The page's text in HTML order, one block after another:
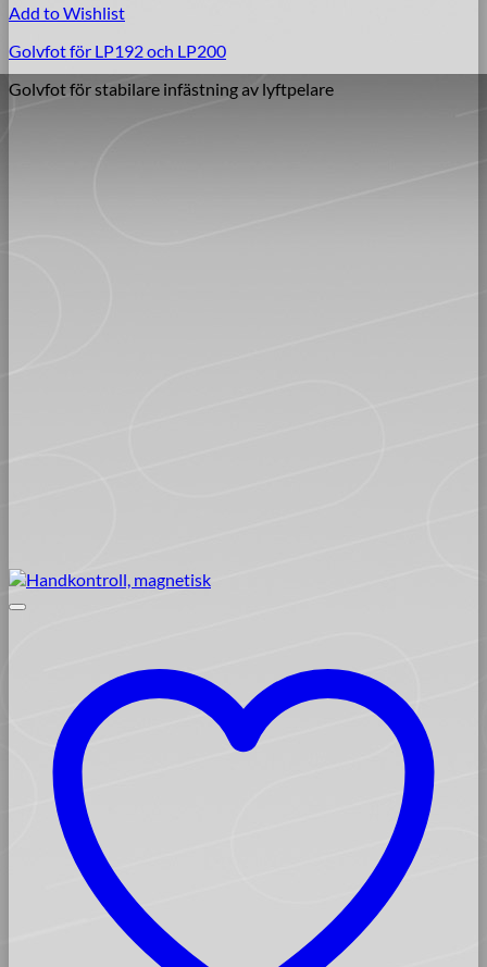
Add to Wishlist
Golvfot för LP192 och LP200
Golvfot för stabilare infästning av lyftpelare